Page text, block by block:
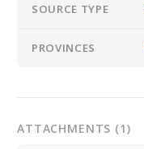
SOURCE TYPE
PROVINCES
ATTACHMENTS (1)